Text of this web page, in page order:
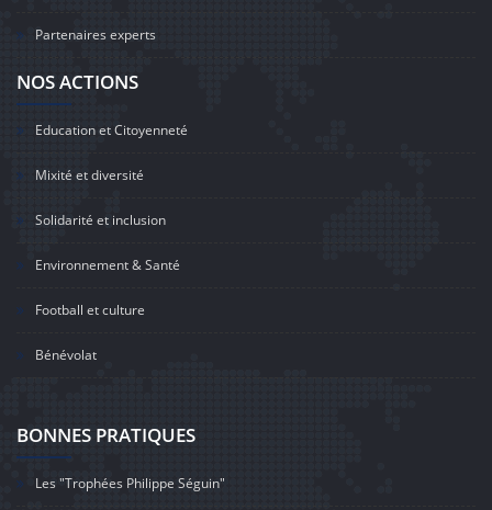
Partenaires experts
NOS ACTIONS
Education et Citoyenneté
Mixité et diversité
Solidarité et inclusion
Environnement & Santé
Football et culture
Bénévolat
BONNES PRATIQUES
Les "Trophées Philippe Séguin"